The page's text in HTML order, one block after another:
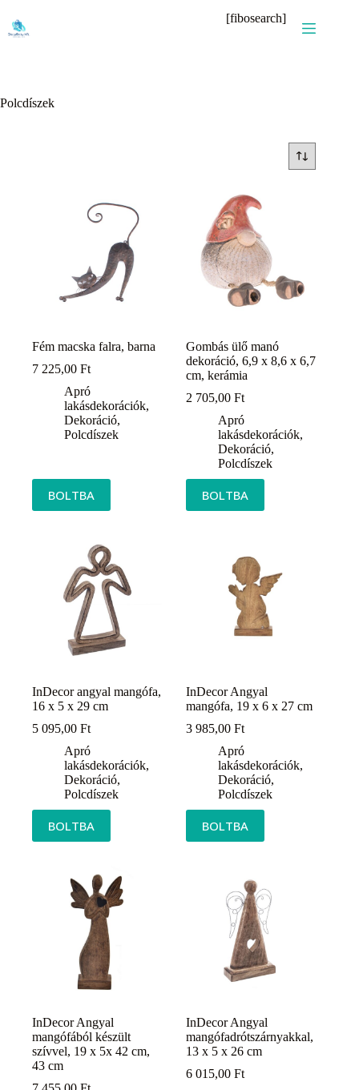
content
[fibosearch]
Polcdíszek
Fém macska falra, barna
7 225,00 Ft
Apró
lakásdekorációk,
Dekoráció,
Polcdíszek
BOLTBA
Gombás ülő manó
dekoráció, 6,9 x 8,6 x 6,7
cm, kerámia
2 705,00Ft
Apró
lakásdekorációk,
Dekoráció,
Polcdíszek
BOLTBA
InDecor angyal mangófa,
16 x 5 x 29 cm
5 095,00 Ft
Apró
lakásdekorációk,
Dekoráció,
Polcdíszek
BOLTBA
InDecor Angyal
mangófa, 19 x 6 x 27 cm
3 985,00Ft
Apró
lakásdekorációk,
Dekoráció,
Polcdíszek
BOLTBA
InDecor Angyal
mangófából készült
szívvel, 19 x 5x 42 cm,
43 cm
InDecor Angyal
mangófadrótszárnyakkal,
13 x 5 x 26 cm
6 015,00Ft